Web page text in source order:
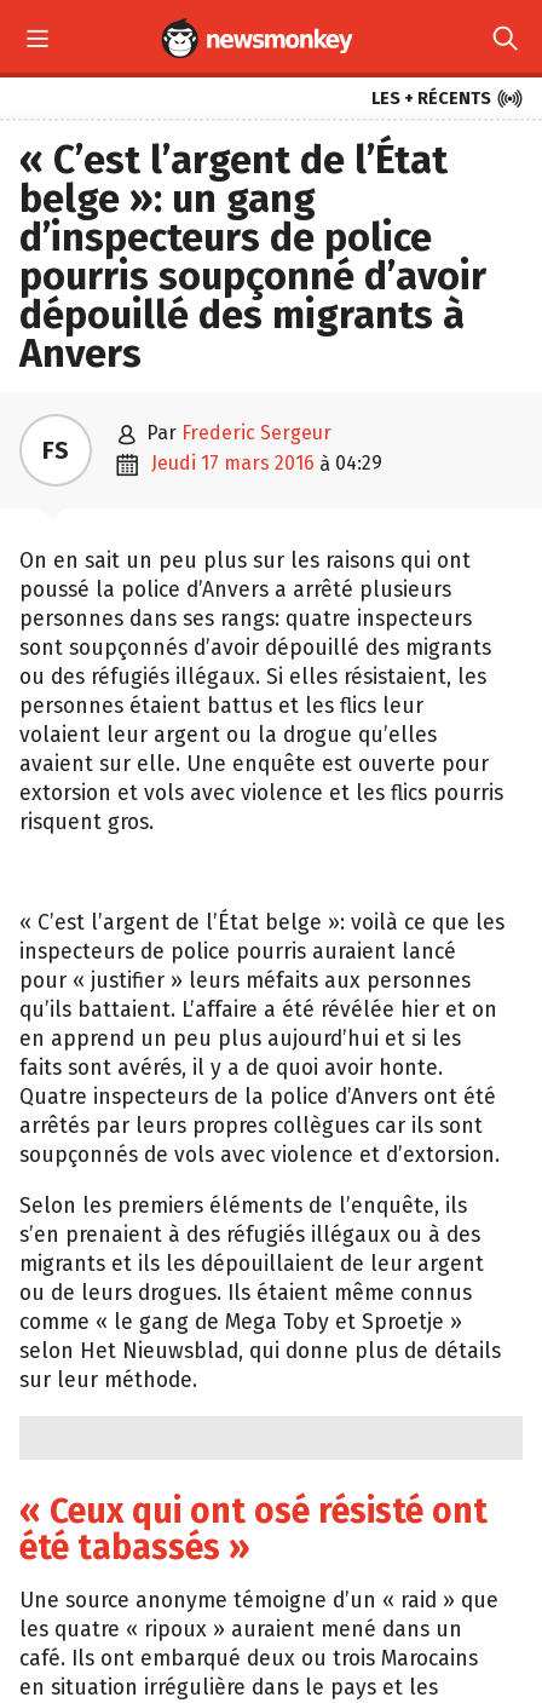
 
LES + RÉCENTS 
« C’est l’argent de l’État
belge »: un gang
d’inspecteurs de police
pourris soupçonné d’avoir
dépouillé des migrants à
Anvers
FS  par Frederic Sergeur
 jeudi 17 mars 2016 à 04:29
On en sait un peu plus sur les raisons qui ont
poussé la police d’Anvers a arrêté plusieurs
personnes dans ses rangs: quatre inspecteurs
sont soupçonnés d’avoir dépouillé des migrants
ou des réfugiés illégaux. Si elles résistaient, les
personnes étaient battus et les flics leur
volaient leur argent ou la drogue qu’elles
avaient sur elle. Une enquête est ouverte pour
extorsion et vols avec violence et les flics pourris
risquent gros.
« C’est l’argent de l’État belge »: voilà ce que les
inspecteurs de police pourris auraient lancé
pour « justifier » leurs méfaits aux personnes
qu’ils battaient. L’affaire a été révélée hier et on
en apprend un peu plus aujourd’hui et si les
faits sont avérés, il y a de quoi avoir honte.
Quatre inspecteurs de la police d’Anvers ont été
arrêtés par leurs propres collègues car ils sont
soupçonnés de vols avec violence et d’extorsion.
Selon les premiers éléments de l’enquête, ils
s’en prenaient à des réfugiés illégaux ou à des
migrants et ils les dépouillaient de leur argent
ou de leurs drogues. Ils étaient même connus
comme « le gang de Mega Toby et Sproetje »
selon Het Nieuwsblad, qui donne plus de détails
sur leur méthode.
« Ceux qui ont osé résisté ont
été tabassés »
Une source anonyme témoigne d’un « raid » que
les quatre « ripoux » auraient mené dans un
café. Ils ont embarqué deux ou trois Marocains
en situation irrégulière dans le pays et les